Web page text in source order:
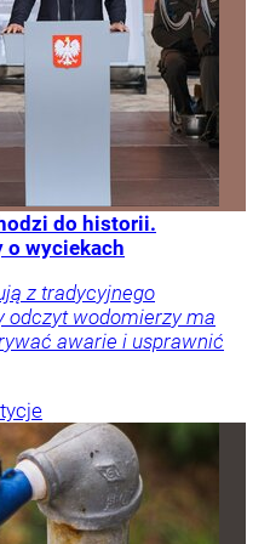
do historii.
o wyciekach
z tradycyjnego
odczyt wodomierzy ma
awarie i usprawnić